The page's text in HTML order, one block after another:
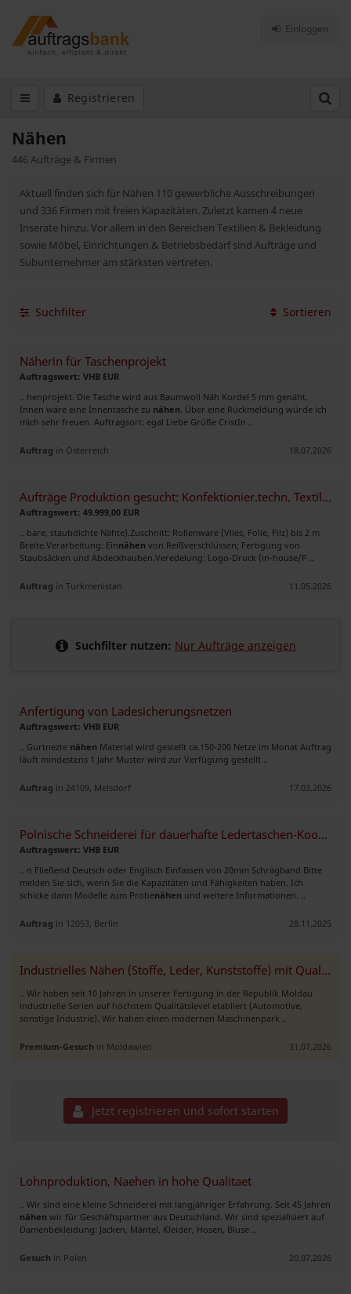
Einloggen
Registrieren
Nähen
446 Aufträge & Firmen
Aktuell finden sich für Nähen 110 gewerbliche Ausschreibungen
und 336 Firmen mit freien Kapazitäten. Zuletzt kamen 4 neue
Inserate hinzu. Vor allem in den Bereichen Textilien & Bekleidung
sowie Möbel, Einrichtungen & Betriebsbedarf sind Aufträge und
Subunternehmer am stärksten vertreten.
Suchfilter Sortieren
Näherin für Taschenprojekt
Auftragswert: VHB EUR
.. henprojekt. Die Tasche wird aus Baumwoll Näh Kordel 5 mm genäht.
Innen wäre eine Innentasche zu nähen . Über eine Rückmeldung würde ich
mich sehr freuen. Auftragsort: egal Liebe Grüße CristIn ..
Auftrag in Österreich 18.07.2026
Aufträge Produktion gesucht: Konfektionier.techn. Textilien (bis 2m
Auftragswert: 49.999,00 EUR
.. bare, staubdichte Nähte).Zuschnitt: Rollenware (Vlies, Folie, Filz) bis 2 m
Breite.Verarbeitung: Einnähen von Reißverschlüssen; Fertigung von
Staubsäcken und Abdeckhauben.Veredelung: Logo-Druck (in-house/P ..
Auftrag in Turkmenistan 11.05.2026
Suchfilter nutzen: Nur Aufträge anzeigen
Anfertigung von Ladesicherungsnetzen
Auftragswert: VHB EUR
.. Gurtnezte nähen Material wird gestellt ca.150-200 Netze im Monat Auftrag
läuft mindestens 1 Jahr Muster wird zur Verfügung gestellt ..
Auftrag in 24109, Melsdorf 17.03.2026
Polnische Schneiderei für dauerhafte Ledertaschen-Koorperation gesucht
Auftragswert: VHB EUR
.. n Fließend Deutsch oder Englisch Einfassen von 20mm Schrägband Bitte
melden Sie sich, wenn Sie die Kapazitäten und Fähigkeiten haben. Ich
schicke dann Modelle zum Probenähen und weitere Informationen. ..
Auftrag in 12053, Berlin 28.11.2025
Industrielles Nähen (Stoffe, Leder, Kunststoffe) mit Qualitätsanspruch
.. Wir haben seit 10 Jahren in unserer Fertigung in der Republik Moldau
industrielle Serien auf höchstem Qualitätslevel etabliert (Automotive,
sonstige Industrie). Wir haben einen modernen Maschinenpark ..
Premium-Gesuch in Moldawien 31.07.2026
Jetzt registrieren und sofort starten
Lohnproduktion, Naehen in hohe Qualitaet
.. Wir sind eine kleine Schneiderei mit langjähriger Erfahrung. Seit 45 Jahren
nähen wir für Geschäftspartner aus Deutschland. Wir sind spezialisiert auf
Damenbekleidung: Jacken, Mäntel, Kleider, Hosen, Bluse ..
Gesuch in Polen 20.07.2026